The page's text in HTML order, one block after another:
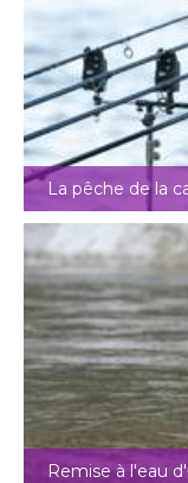
La pêche de la
Remise à l'eau